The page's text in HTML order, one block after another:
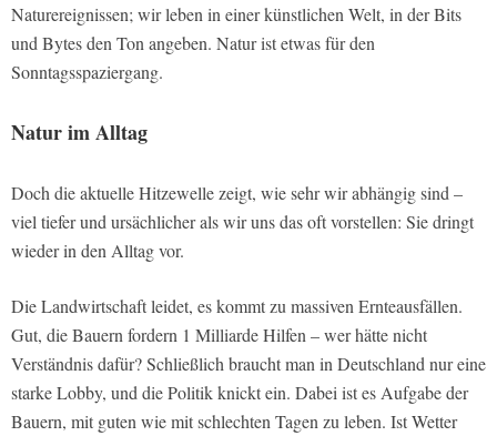
Naturereignissen; wir leben in einer künstlichen Welt, in der Bits
und Bytes den Ton angeben. Natur ist etwas für den
Sonntagsspaziergang.
Natur im Alltag
Doch die aktuelle Hitzewelle zeigt, wie sehr wir abhängig sind –
viel tiefer und ursächlicher als wir uns das oft vorstellen: Sie dringt
wieder in den Alltag vor.
Die Landwirtschaft leidet, es kommt zu massiven Ernteausfällen.
Gut, die Bauern fordern 1 Milliarde Hilfen – wer hätte nicht
Verständnis dafür? Schließlich braucht man in Deutschland nur eine
starke Lobby, und die Politik knickt ein. Dabei ist es Aufgabe der
Bauern, mit guten wie mit schlechten Tagen zu leben. Ist Wetter